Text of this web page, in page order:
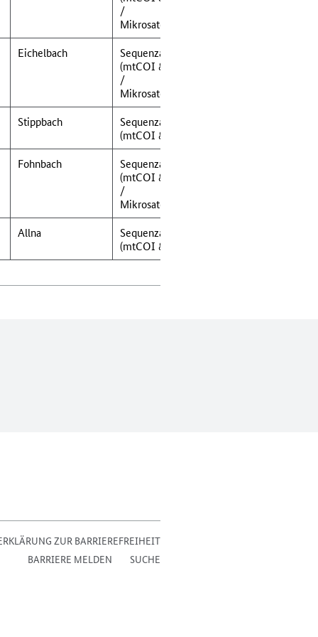
/
Mikrosatellitenanalyse
Eichelbach
Sequenzanalyse
(mtCOI & 16S-rRNA)
/
Mikrosatellitenanalyse
Stippbach
Sequenzanalyse
(mtCOI & 16S-rRNA)
Fohnbach
Sequenzanalyse
(mtCOI & 16S-rRNA)
/
Mikrosatellitenanalyse
Allna
Sequenzanalyse
(mtCOI & 16S-rRNA)
ZUR BARRIEREFREIHEIT
BARRIERE MELDEN
SUCHE